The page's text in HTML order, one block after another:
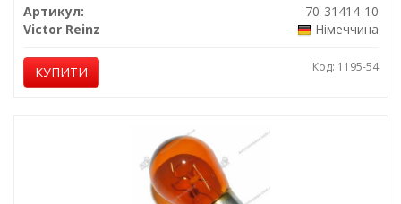
Артикул:
70-31414-10
Victor Reinz
Німеччина
КУПИТИ Код: 1195-54